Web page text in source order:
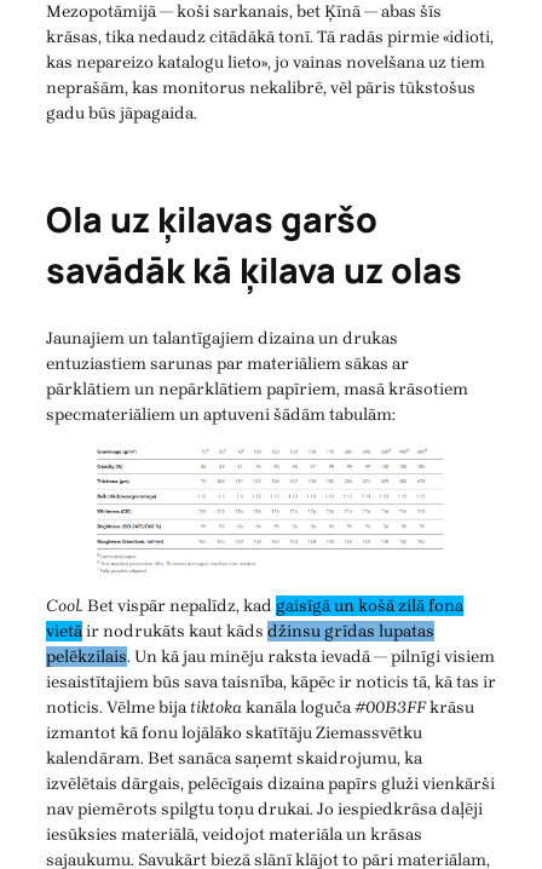
Mezopotāmijā — koši sarkanais, bet Ķīnā — abas šīs
krāsas, tika nedaudz citādākā tonī. Tā radās pirmie «idioti,
kas nepareizo katalogu lieto», jo vainas novelšana uz tiem
neprašām, kas monitorus nekalibrē, vēl pāris tūkstošus
gadu būs jāpagaida.
Ola uz ķilavas garšo
savādāk kā ķilava uz olas
Jaunajiem un talantīgajiem dizaina un drukas
entuziastiem sarunas par materiāliem sākas ar
pārklātiem un nepārklātiem papīriem, masā krāsotiem
specmateriāliem un aptuveni šādām tabulām:
Cool. Bet vispār nepalīdz, kad gaisīgā un košā zilā fona
vietāir nodrukāts kaut kāds džinsu grīdas lupatas
pelēkzilais. Un kā jau minēju raksta ievadā — pilnīgi visiem
iesaistītajiem būs sava taisnība, kāpēc ir noticis tā, kā tas ir
noticis. Vēlme bijatiktokakanāla loguča#00B3FFkrāsu
izmantot kā fonu lojālāko skatītāju Ziemassvētku
kalendāram. Bet sanāca saņemt skaidrojumu, ka
izvēlētais dārgais, pelēcīgais dizaina papīrs gluži vienkārši
nav piemērots spilgtu toņu drukai. Jo iespiedkrāsa daļēji
iesūksies materiālā, veidojot materiāla un krāsas
sajaukumu. Savukārt biezā slānī klājot to pāri materiālam,